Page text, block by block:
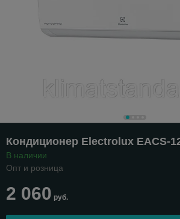
Кондиционер Electrolux EACS-
В наличии
Опт и розница
2 060 руб.